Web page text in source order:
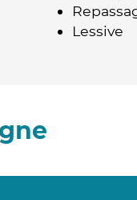
Lessive